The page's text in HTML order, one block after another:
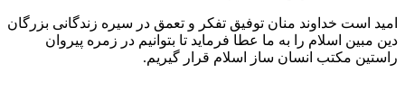
امید است خداوند منان توفیق تفکر و تعمق در سیره زندگانی بزرگان
دین مبین اسلام را به ما عطا فرماید تا بتوانیم در زمره پیروان
راستین مکتب انسان ساز اسلام قرار گیریم.